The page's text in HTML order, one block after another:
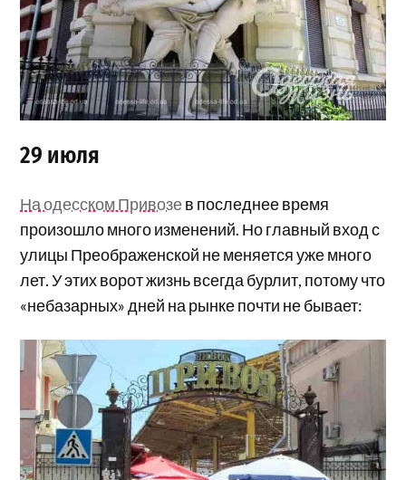
29 июля
На одесском Привозев последнее время
произошло много изменений. Но главный вход с
улицы Преображенской не меняется уже много
лет. У этих ворот жизнь всегда бурлит, потому что
«небазарных» дней на рынке почти не бывает: